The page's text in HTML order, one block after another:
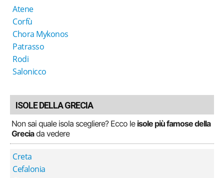
Atene
Corfù
Chora Mykonos
Patrasso
Rodi
Salonicco
ISOLE DELLA GRECIA
Non sai quale isola scegliere? Ecco le isole più famose della
Greciada vedere
Creta
Cefalonia